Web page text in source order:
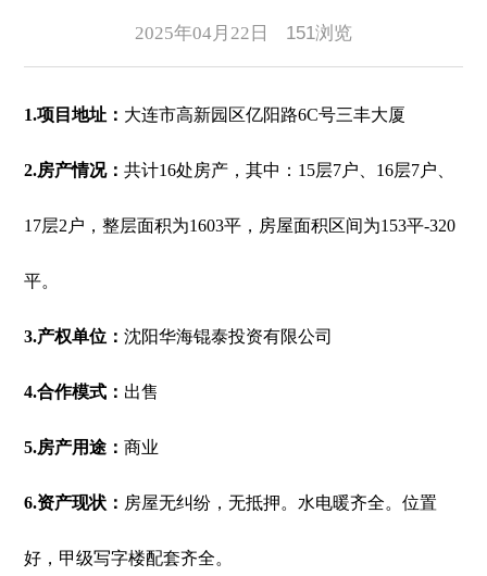
2025年04月22日 151浏览
1.项目地址： 大连市高新园区亿阳路6C号三丰大厦
2.房产情况：共计16处房产，其中：15层7户、16层7户、
17层2户，整层面积为1603平，房屋面积区间为153平-320
平。
3.产权单位：沈阳华海锟泰投资有限公司
4.合作模式： 出售
5.房产用途：商业
6.资产现状： 房屋无纠纷，无抵押。水电暖齐全。位置
好，甲级写字楼配套齐全。